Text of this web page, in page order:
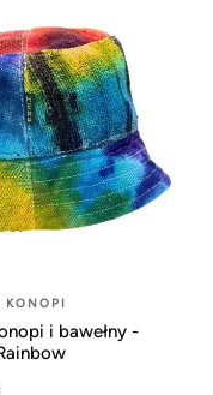
KONOPI
i bawełny -